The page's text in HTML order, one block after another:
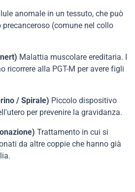
anomale in un tessuto, che può
(comune nel collo
Malattia muscolare ereditaria. I
ricorrere alla PGT-M per avere figli
/ Spirale) Piccolo dispositivo
per prevenire la gravidanza.
Trattamento in cui si
da altre coppie che hanno già